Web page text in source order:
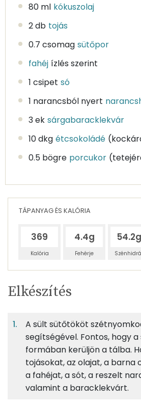
80 ml kókuszolaj
2 db tojás
0.7 csomag sütőpor
fahéj ízlés szerint
1 csipet só
1 narancsból nyert
3 ek sárgabaracklekvár
10 dkg étcsokoládé
0.5 bögre porcukor
TÁPANYAG ÉS KALÓRIA
369
Kalória
4.4g
Fehérje
54.2g
Egy
adagban
4%
Fehérje
49%
Szénhidrát
31gsütőtök
19g finomliszt
TÁPANYAGTARTALOM
Egy
adagban
8
adagban
4%
Fehérje
49%
Szénhidrát
TOP ásványi anyagok
Elkészítés
A sült sütőtököt
segítségével. Fontos, hogy
formában kerüljön a tálba.
tojásokat, az olajat, a barna
a fahéjat, a sót, a reszelt
valamint a baracklekvárt.